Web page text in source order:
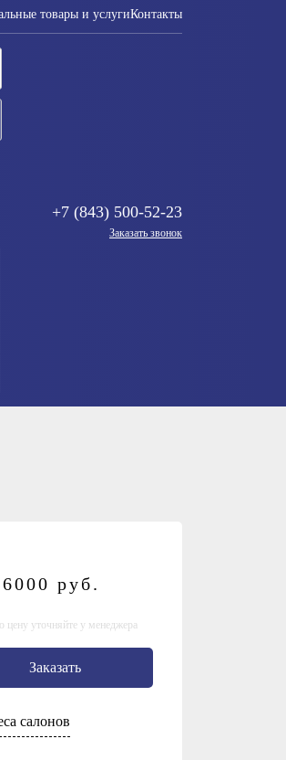
товары и услугиКонтакты
+7 (843) 500-52-23
Заказать звонок
руб.
цену уточняйте у менеджера
Заказать
салонов